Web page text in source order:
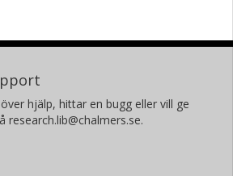
hjälp, hittar en bugg eller vill ge
research.lib@chalmers.se.